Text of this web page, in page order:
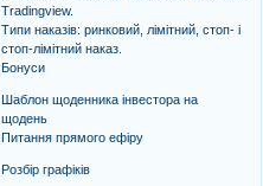
Tradingview.
Типи наказів: ринковий, лімітний, стоп- і
стоп-лімітний наказ.
Бонуси
Шаблон щоденника інвестора на
щодень
Питання прямого ефіру
Розбір графіків